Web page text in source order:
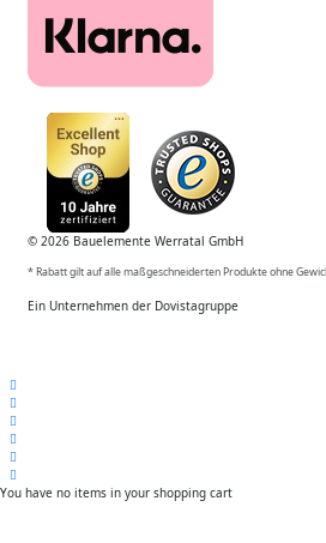
© 2026 Bauelemente Werratal GmbH
* Rabatt gilt auf alle maßgeschneiderten Produkte ohne
Ein Unternehmen der Dovistagruppe
You have no items in your shopping cart